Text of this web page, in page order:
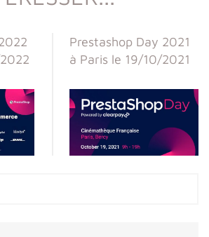
Prestashop Day 2021
à Paris le 19/10/2021